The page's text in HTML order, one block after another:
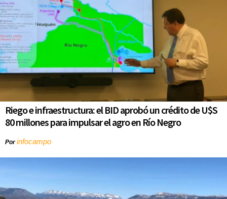
Riego e infraestructura: el BID aprobó un crédito de U$S
80 millones para impulsar el agro en Río Negro
Porinfocampo